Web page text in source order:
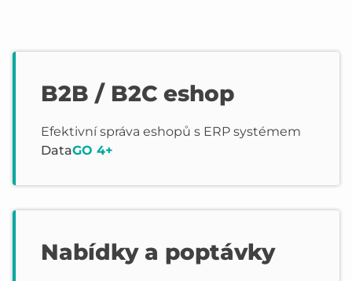
B2B / B2C eshop
Efektivní správa eshopů s ERP systémem
DataGO 4+
Nabídky a poptávky